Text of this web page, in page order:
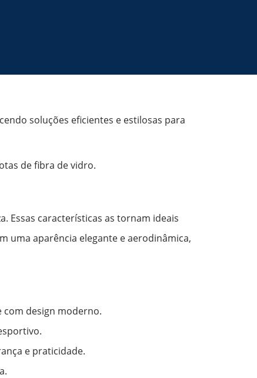
soluções eficientes e estilosas para
de fibra de vidro.
Essas características as tornam ideais
uma aparência elegante e aerodinâmica,
com design moderno.
e praticidade.